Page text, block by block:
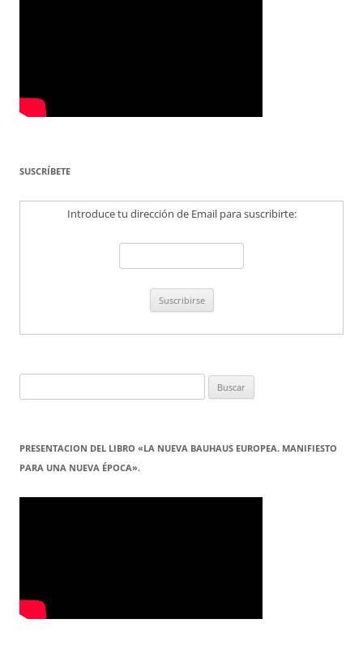
SUSCRÍBETE
Introduce tu dirección de Email para suscribirte:
PRESENTACION DEL LIBRO «LA NUEVA BAUHAUS EUROPEA. MANIFIESTO
PARA UNA NUEVA ÉPOCA».